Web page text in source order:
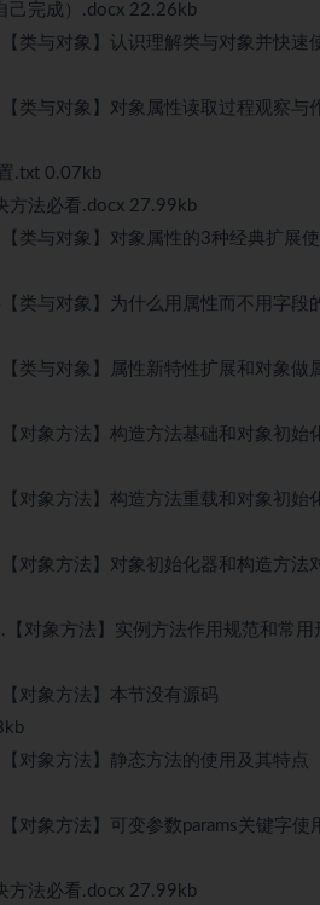
己完成）.docx 22.26kb
类与对象】认识理解类与对象并快速
类与对象】对象属性读取过程观察与
.txt 0.07kb
方法必看.docx 27.99kb
类与对象】对象属性的3种经典扩展使
类与对象】为什么用属性而不用字段
类与对象】属性新特性扩展和对象做
对象方法】构造方法基础和对象初始
对象方法】构造方法重载和对象初始
对象方法】对象初始化器和构造方法
对象方法】实例方法作用规范和常用
对象方法】本节没有源码
对象方法】静态方法的使用及其特点
对象方法】可变参数params关键字使
方法必看.docx 27.99kb